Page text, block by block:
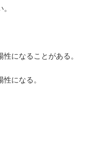
になることがある。
になる。